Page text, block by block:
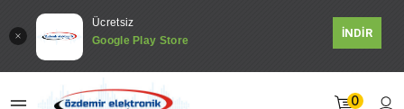
Ücretsiz
Google Play Store
İNDİR
0